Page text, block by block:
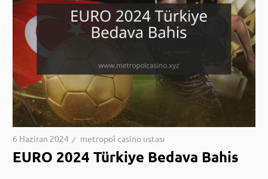
6 Haziran 2024 metropol casino ustası
EURO 2024 Türkiye Bedava Bahis